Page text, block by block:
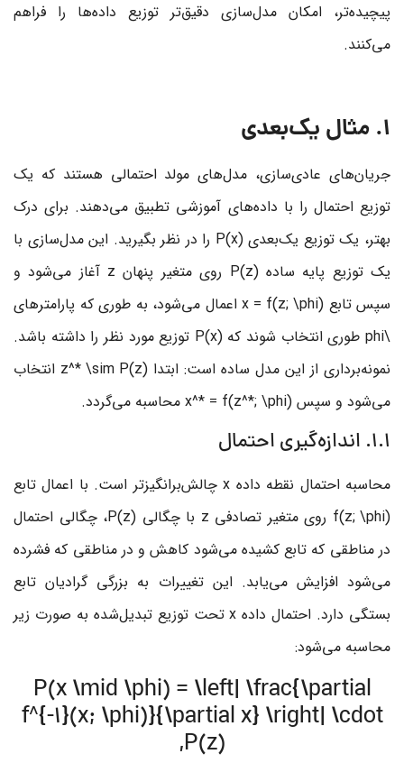
پیچیده‌تر، امکان مدل‌سازی دقیق‌تر توزیع داده‌ها را فراهم
می‌کنند.
1. مثال یک‌بعدی
جریان‌های عادی‌سازی، مدل‌های مولد احتمالی هستند که یک
توزیع احتمال را با داده‌های آموزشی تطبیق می‌دهند. برای درک
بهتر، یک توزیع یک‌بعدیP(x) را در نظر بگیرید. این مدل‌سازی با
یک توزیع پایه سادهP(z) روی متغیر پنهان z آغاز می‌شود و
سپس تابع x = f(z; \phi) اعمال می‌شود، به طوری که پارامترهای
\phi
طوری انتخاب شوند کهP(x) توزیع مورد نظر را داشته باشد.
نمونه‌برداری از این مدل ساده است: ابتدا z^* \sim P(z) انتخاب
می‌شود و سپس x^* = f(z^*; \phi) محاسبه می‌گردد.
1.1. اندازه‌گیری احتمال
محاسبه احتمال نقطه داده xچالش‌برانگیزتر است. با اعمال تابع
f(z; \phi) روی متغیر تصادفی z با چگالی P(z)، چگالی احتمال
در مناطقی که تابع کشیده می‌شود کاهش و در مناطقی که فشرده
می‌شود افزایش می‌یابد. این تغییرات به بزرگی گرادیان تابع
بستگی دارد. احتمال داده xتحت توزیع تبدیل‌شده به صورت زیر
محاسبه می‌شود:
P(x \mid \phi) = \left| \frac{\partial
f^{-1}(x; \phi)}{\partial x} \right| \cdot
P(z),